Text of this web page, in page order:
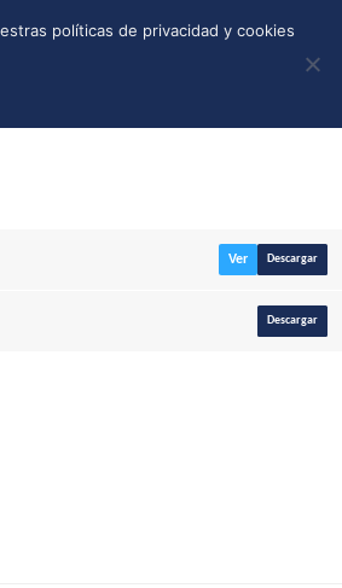
TIENDA CALLEJONES DONAR
Ver Descargar
Descargar
políticas de privacidad y cookies